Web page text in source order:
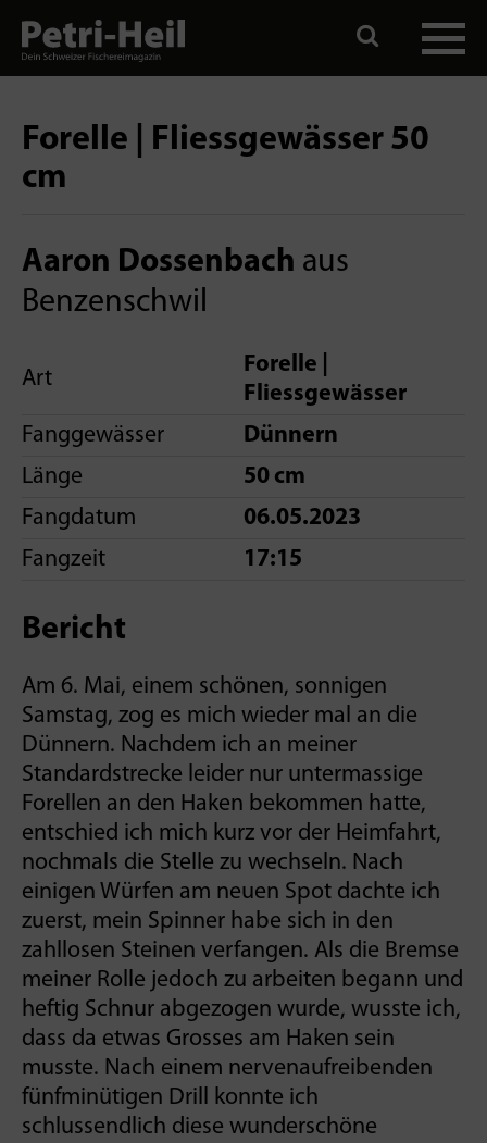
Forelle | Fliessgewässer 50
cm
Aaron Dossenbach aus
Benzenschwil
Art
Forelle |
Fliessgewässer
Fanggewässer
Dünnern
Länge
50 cm
Fangdatum
06.05.2023
Fangzeit
17:15
Bericht
Am 6. Mai, einem schönen, sonnigen
Samstag, zog es mich wieder mal an die
Dünnern. Nachdem ich an meiner
Standardstrecke leider nur untermassige
Forellen an den Haken bekommen hatte,
entschied ich mich kurz vor der Heimfahrt,
nochmals die Stelle zu wechseln. Nach
einigen Würfen am neuen Spot dachte ich
zuerst, mein Spinner habe sich in den
zahllosen Steinen verfangen. Als die Bremse
meiner Rolle jedoch zu arbeiten begann und
heftig Schnur abgezogen wurde, wusste ich,
dass da etwas Grosses am Haken sein
musste. Nach einem nervenaufreibenden
fünfminütigen Drill konnte ich
schlussendlich diese wunderschöne